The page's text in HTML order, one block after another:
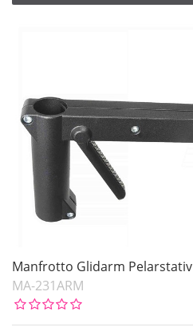
Manfrotto Glidarm Pelarstativ
MA-231ARM